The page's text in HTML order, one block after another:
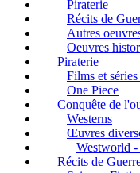
Piraterie
Récits de
Autres
Oeuvres
Piraterie
Films et
One Piece
Conquête de
Westerns
Œuvres
Westworld
Récits de